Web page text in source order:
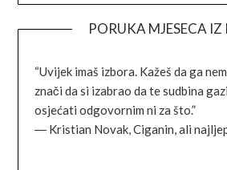
PORUKA MJESECA IZ
“Uvijek imaš izbora. Kažeš da ga
znači da si izabrao da te sudbina
osjećati odgovornim ni za što.”
― Kristian Novak,Ciganin, ali